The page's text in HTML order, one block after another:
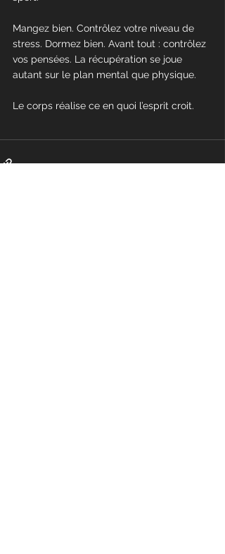
Mangez bien. Contrôlez votre niveau de
stress. Dormez bien. Avant tout : contrôlez
vos pensées. La récupération se joue
autant sur le plan mental que physique.
Le corps réalise ce en quoi l’esprit croit.